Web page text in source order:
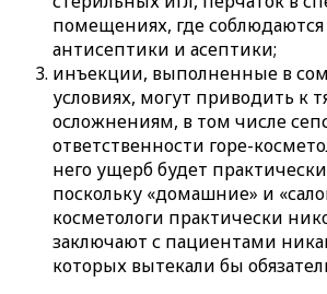
помещениях, где
антисептики и асептики;
инъекции, выполненные в
условиях, могут приводить к
осложнениям, в том числе
ответственности горе-
него ущерб будет
поскольку «домашние» и
косметологи практически
заключают с пациентами
которых вытекали бы